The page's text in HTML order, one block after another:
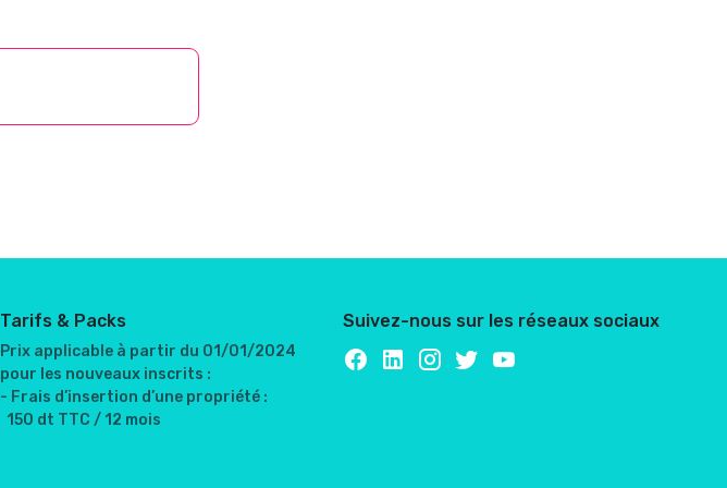
Tarifs & Packs
Prix applicable à partir du 01/01/2024
pour les nouveaux inscrits :
- Frais d’insertion d’une propriété :
150 dt TTC / 12 mois
Suivez-nous sur les réseaux sociaux